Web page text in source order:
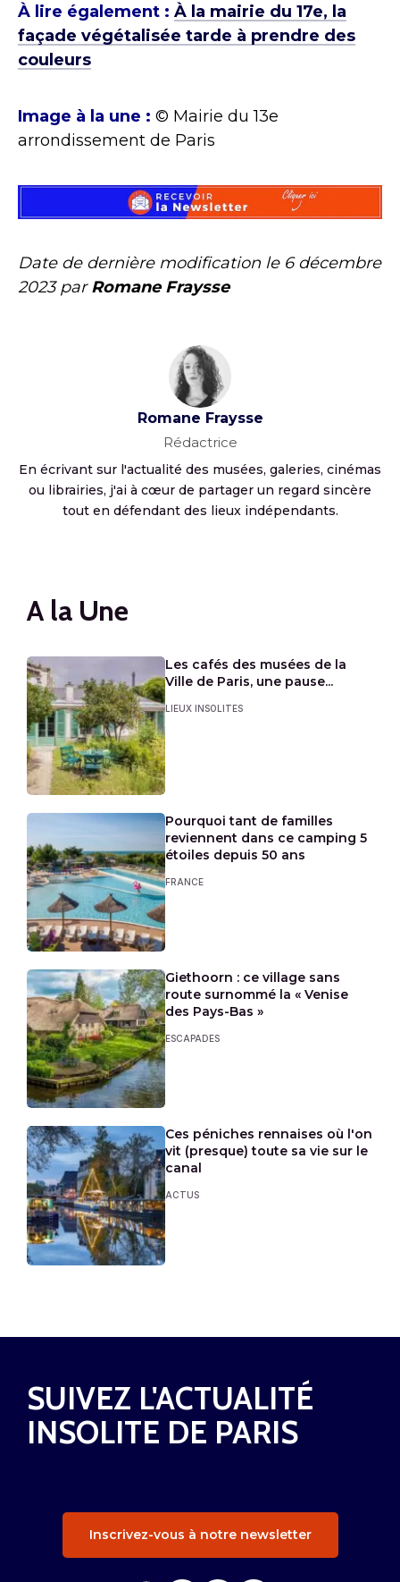
À lire également : À la mairie du 17e, la
façade végétalisée tarde à prendre des
couleurs
Image à la une : © Mairie du 13e
arrondissement de Paris
Date de dernière modification le 6 décembre
2023parRomane Fraysse
Romane Fraysse
Rédactrice
En écrivant sur l'actualité des musées, galeries, cinémas
ou librairies, j'ai à cœur de partager un regard sincère
tout en défendant des lieux indépendants.
A la Une
Les cafés des musées de la
Ville de Paris, une pause...
LIEUX INSOLITES
Pourquoi tant de familles
reviennent dans ce camping 5
étoiles depuis 50 ans
FRANCE
Giethoorn : ce village sans
route surnommé la « Venise
des Pays-Bas »
ESCAPADES
Ces péniches rennaises où l'on
vit (presque) toute sa vie sur le
canal
ACTUS
SUIVEZ L'ACTUALITÉ
INSOLITE DE PARIS
Inscrivez-vous à notre newsletter